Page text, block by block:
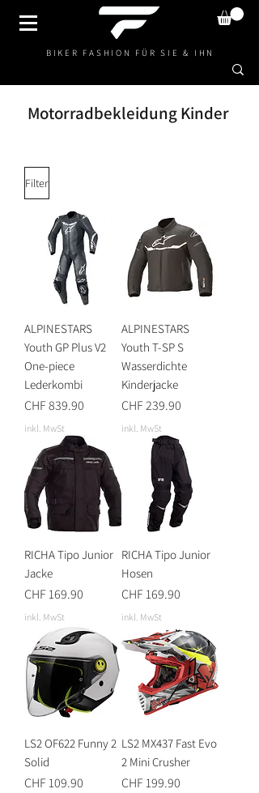
BIKER FASHION FÜR SIE & IHN
Motorradbekleidung Kinder
Filter
ALPINESTARS
Youth GP Plus V2
One-piece
Lederkombi
Preis
CHF 839.90
inkl. MwSt
ALPINESTARS
Youth T-SP S
Wasserdichte
Kinderjacke
Preis
CHF 239.90
inkl. MwSt
RICHA Tipo Junior
Jacke
Preis
CHF 169.90
inkl. MwSt
RICHA Tipo Junior
Hosen
Preis
CHF 169.90
inkl. MwSt
LS2 OF622 Funny 2
Solid
Preis
CHF 109.90
LS2 MX437 Fast Evo
2 Mini Crusher
Preis
CHF 199.90